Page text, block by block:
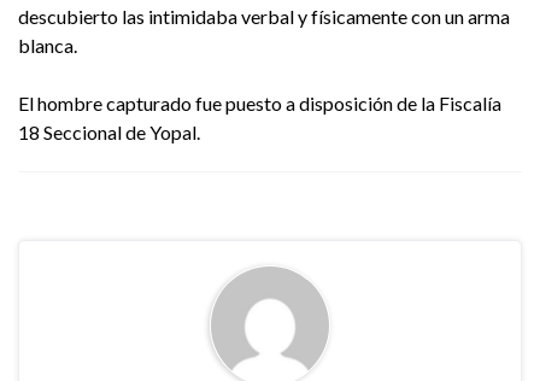
descubierto las intimidaba verbal y físicamente con un arma
blanca.
El hombre capturado fue puesto a disposición de la Fiscalía
18 Seccional de Yopal.